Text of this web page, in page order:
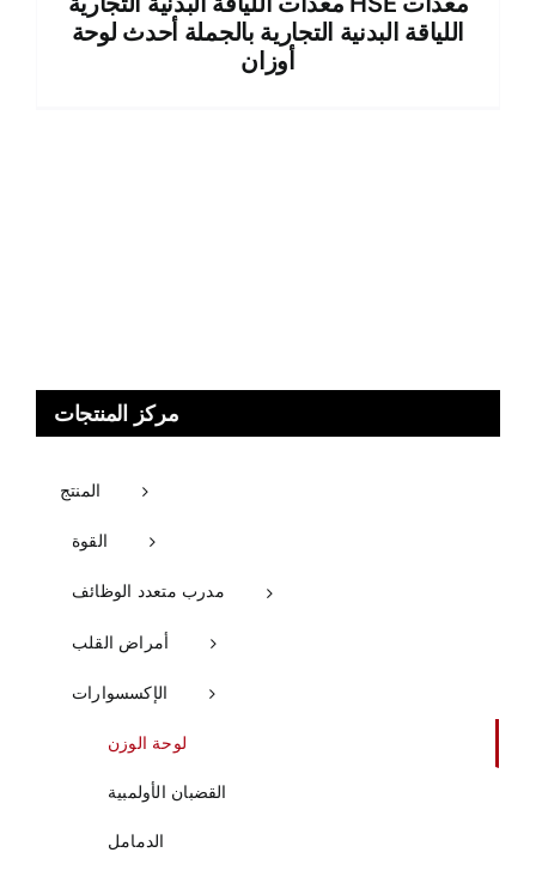
اللياقة البدنية التجارية بالجملة أحدث لوحة
أوزان
مركز المنتجات
المنتج
القوة
مدرب متعدد الوظائف
أمراض القلب
الإكسسوارات
لوحة الوزن
القضبان الأولمبية
الدمامل